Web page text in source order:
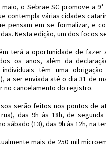
o Sebrae SC promove a
contempla várias cidades
pensam em se formalizar, e
Nesta edição, um dos focos
terá a oportunidade de fazer
os anos, além da
individuais têm uma
a ser enviada até o dia 31 de
no cancelamento do registro.
serão feitos nos pontos de
das 9h às 18h, de
sábado (13), das 9h às 12h, na
mais de 250 mil